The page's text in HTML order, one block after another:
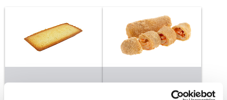
FINGER FOOD